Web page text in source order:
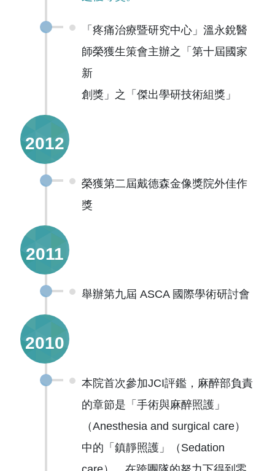
「疼痛治療暨研究中心」溫永銳醫
師榮獲生策會主辦之「第十屆國家
新
創獎」之「傑出學研技術組獎」
2012
榮獲第二屆戴德森金像獎院外佳作
獎
2011
舉辦第九屆 ASCA 國際學術研討會
2010
本院首次參加JCI評鑑，麻醉部負責
的章節是「手術與麻醉照護」
（Anesthesia and surgical care）
中的「鎮靜照護」（Sedation